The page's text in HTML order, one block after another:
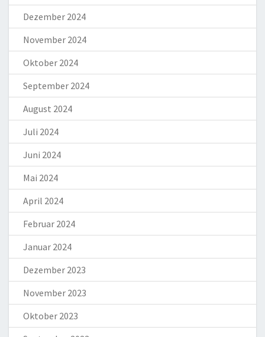
Dezember 2024
November 2024
Oktober 2024
September 2024
August 2024
Juli 2024
Juni 2024
Mai 2024
April 2024
Februar 2024
Januar 2024
Dezember 2023
November 2023
Oktober 2023